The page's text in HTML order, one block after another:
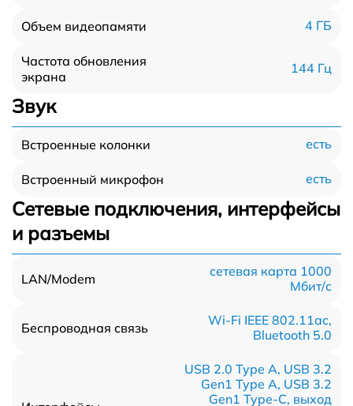
Объем видеопамяти 4 ГБ
Частота обновления
экрана
144 Гц
Звук
Встроенные колонки есть
Встроенный микрофон есть
Сетевые подключения, интерфейсы
и разъемы
LAN/Modem
сетевая карта 1000
Мбит/c
Беспроводная связь
Wi-Fi IEEE 802.11ac,
Bluetooth 5.0
USB 2.0 Type A, USB 3.2
Gen1 Type A, USB 3.2
Gen1 Type-С, выход